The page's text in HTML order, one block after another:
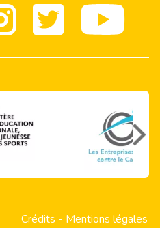
Twitter youtube
Crédits - Mentions légales